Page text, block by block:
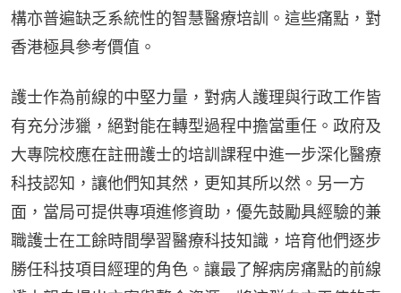
構亦普遍缺乏系統性的智慧醫療培訓。這些痛點，對
香港極具參考價值。
護士作為前線的中堅力量，對病人護理與行政工作皆
有充分涉獵，絕對能在轉型過程中擔當重任。政府及
大專院校應在註冊護士的培訓課程中進一步深化醫療
科技認知，讓他們知其然，更知其所以然。另一方
面，當局可提供專項進修資助，優先鼓勵具經驗的兼
職護士在工餘時間學習醫療科技知識，培育他們逐步
勝任科技項目經理的角色。讓最了解病房痛點的前線